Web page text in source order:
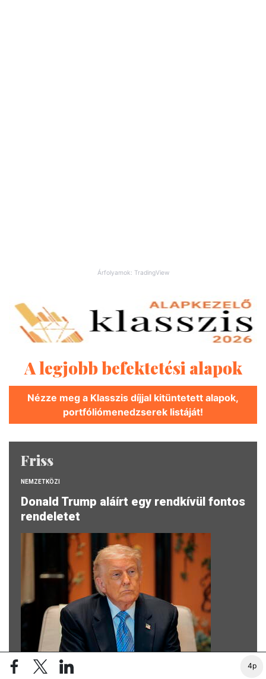
4p
Árfolyamok: TradingView
A legjobb befektetési alapok
Nézze meg a Klasszis díjjal kitüntetett alapok,
portfóliómenedzserek listáját!
Friss
NEMZETKÖZI
Donald Trump aláírt egy rendkívül fontos
rendeletet